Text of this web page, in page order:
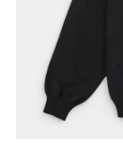
Supreme シュプ
リーム 2026SS
Ghostface Arc
Sweatshirt ゴ
ーストフェイス ア
ークフーデッドス
ウェット パーカー
(税込)
NEW ITEMS
CATEGORY